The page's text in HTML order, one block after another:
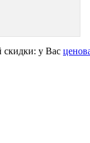
скидки: у Вас